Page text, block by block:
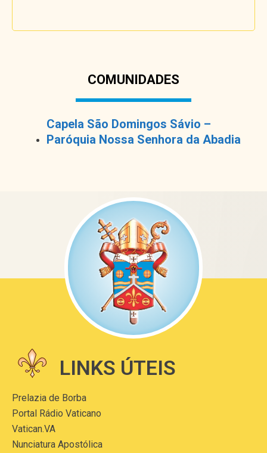
COMUNIDADES
Capela São Domingos Sávio –
Paróquia Nossa Senhora da Abadia
LINKS ÚTEIS
Prelazia de Borba
Portal Rádio Vaticano
Vatican.VA
Nunciatura Apostólica